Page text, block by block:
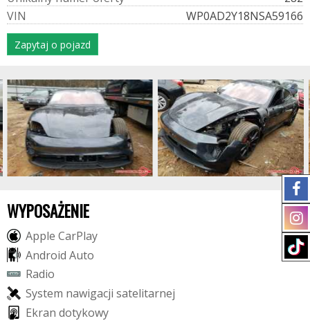
VIN WP0AD2Y18NSA59166
Zapytaj o pojazd
WYPOSAŻENIE
Apple CarPlay
Android Auto
Radio
System nawigacji satelitarnej
Ekran dotykowy